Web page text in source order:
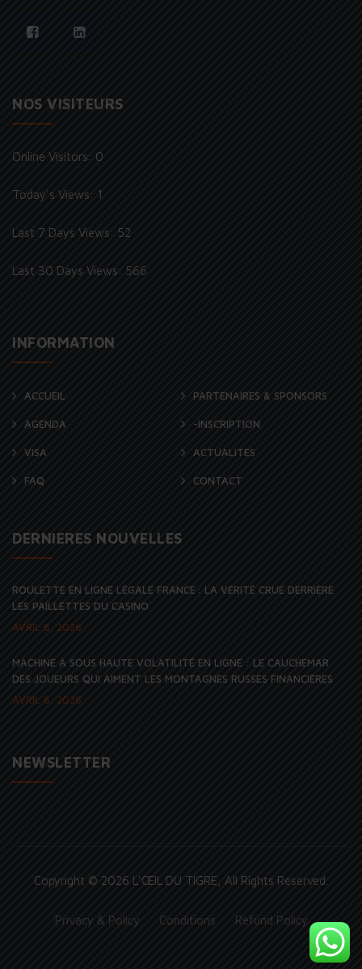
NOS VISITEURS
Online Visitors: 0
Today's Views: 1
Last 7 Days Views: 52
Last 30 Days Views: 566
INFORMATION
ACCUEIL PARTENAIRES & SPONSORS
AGENDA -INSCRIPTION
VISA ACTUALITES
FAQ CONTACT
DERNIERES NOUVELLES
ROULETTE EN LIGNE LÉGALE FRANCE : LA VÉRITÉ CRUE DERRIÈRE
LES PAILLETTES DU CASINO
AVRIL 6, 2026
MACHINE À SOUS HAUTE VOLATILITÉ EN LIGNE : LE CAUCHEMAR
DES JOUEURS QUI AIMENT LES MONTAGNES RUSSES FINANCIÈRES
AVRIL 6, 2026
NEWSLETTER
Copyright © 2026 L'ŒIL DU TIGRE , All Rights Reserved.
Privacy & Policy Conditions Refund Policy